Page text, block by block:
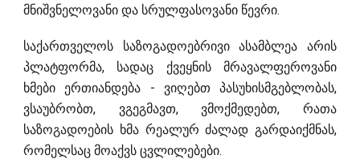
მნიშვნელოვანი და სრულფასოვანი წევრი.
საქართველოს საზოგადოებრივი ასამბლეა არის
პლატფორმა, სადაც ქვეყნის მრავალფეროვანი
ხმები ერთიანდება - ვიღებთ პასუხისმგებლობას,
ვსაუბრობთ, ვგეგმავთ, ვმოქმედებთ, რათა
საზოგადოების ხმა რეალურ ძალად გარდაიქმნას,
რომელსაც მოაქვს ცვლილებები.